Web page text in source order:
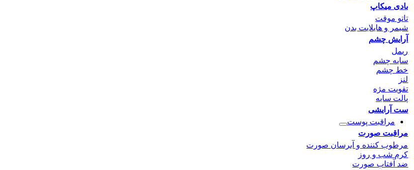
بادی میکاپ
تاتو موقت
شیمر و هایلایت بدن
آرایش چشم
ریمل
سایه چشم
خط چشم
لنز
تقویت مژه
پالت سایه
ست آرایشی
مراقبت پوست
مراقبت صورت
مرطوب کننده و آبرسان صورت
کرم شب و روز
ضد آفتاب صورت